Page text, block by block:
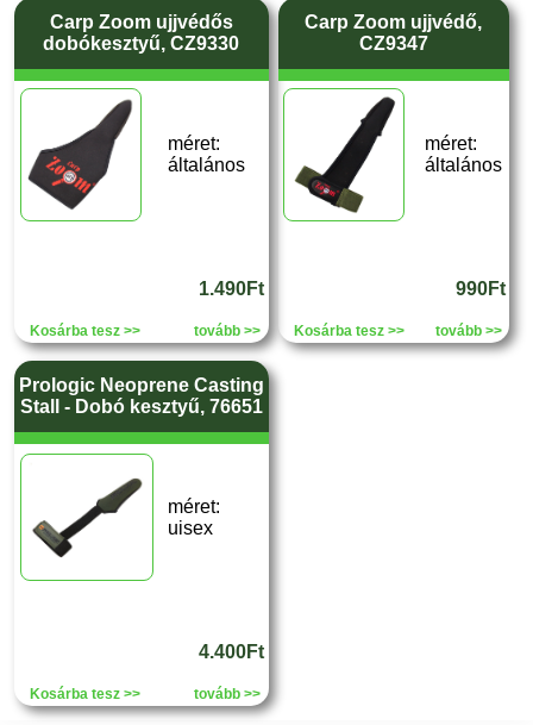
Carp Zoom ujjvédős
dobókesztyű, CZ9330
méret:
általános
1.490Ft
Kosárba tesz >> tovább >>
Carp Zoom ujjvédő,
CZ9347
méret:
általános
990Ft
Kosárba tesz >> tovább >>
Prologic Neoprene Casting
Stall - Dobó kesztyű, 76651
méret:
uisex
4.400Ft
Kosárba tesz >> tovább >>